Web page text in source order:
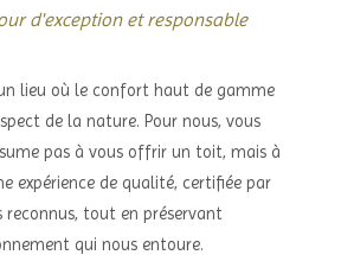
d'exception et responsable
lieu où le confort haut de gamme
de la nature. Pour nous, vous
pas à vous offrir un toit, mais à
expérience de qualité, certifiée par
reconnus, tout en préservant
qui nous entoure.